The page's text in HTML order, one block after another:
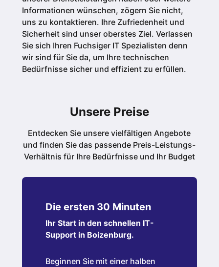
Informationen wünschen, zögern Sie nicht,
uns zu kontaktieren. Ihre Zufriedenheit und
Sicherheit sind unser oberstes Ziel. Verlassen
Sie sich Ihren Fuchsiger IT Spezialisten denn
wir sind für Sie da, um Ihre technischen
Bedürfnisse sicher und effizient zu erfüllen.
Unsere Preise
Entdecken Sie unsere vielfältigen Angebote
und finden Sie das passende Preis-Leistungs-
Verhältnis für Ihre Bedürfnisse und Ihr Budget
Die ersten 30 Minuten
Ihr Start in den schnellen IT-
Support in Boizenburg.
Beginnen Sie mit einer halben